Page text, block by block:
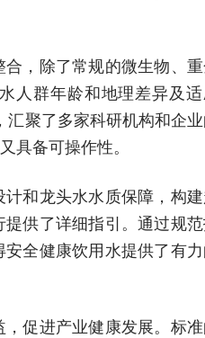
合，除了常规的微生物、
人群年龄和地理差异及
汇聚了多家科研机构和企
具备可操作性。
计和龙头水水质保障，构
供了详细指引。通过规
全健康饮用水提供了有
促进产业健康发展。标